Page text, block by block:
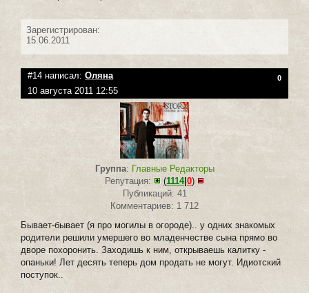
Зарегистрирован:
15.06.2011
#14 написал: Оляна 0
10 августа 2011 12:55
Группа: Главные Редакторы
Репутация:
(1114| 0)
Публикаций: 41
Комментариев: 1 712
Бывает-бывает (я про могилы в огороде).. у одних знакомых
родители решили умершего во младенчестве сына прямо во
дворе похоронить. Заходишь к ним, открываешь калитку -
опаньки! Лет десять теперь дом продать не могут. Идиотский
поступок..